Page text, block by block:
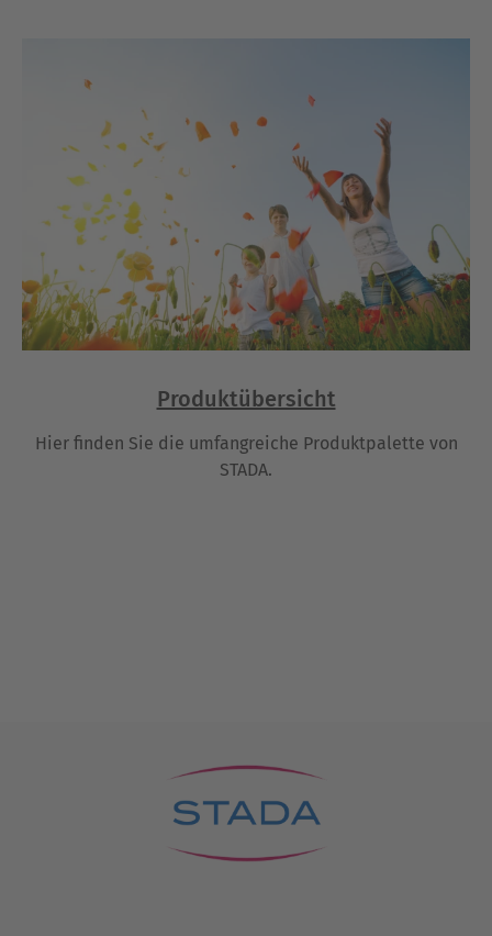
Produktübersicht
Hier finden Sie die umfangreiche Produktpalette von
STADA.